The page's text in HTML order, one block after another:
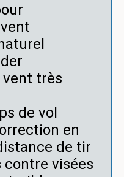
vent très
de vol
en
de tir
visées